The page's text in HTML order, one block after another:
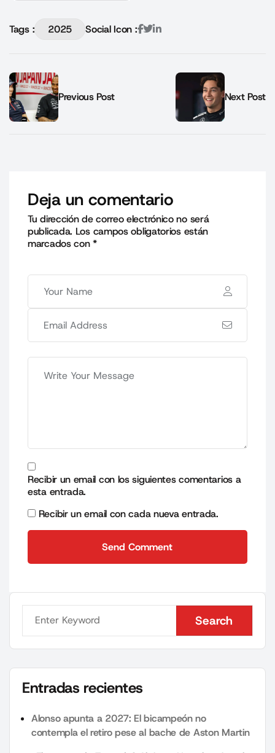
Tags : 2025 Social Icon :
Previous Post Next Post
Deja un comentario
Tu dirección de correo electrónico no será
publicada. Los campos obligatorios están
marcados con*
Recibir un email con los siguientes comentarios a
esta entrada.
Recibir un email con cada nueva entrada.
Send Comment
Search
Search
Entradas recientes
Alonso apunta a 2027: El bicampeón no
contempla el retiro pese al bache de Aston Martin